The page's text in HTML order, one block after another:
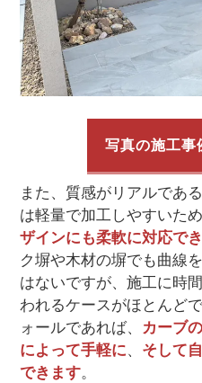
写真の施工事
また、質感がリアルであ
は軽量で加工しやすいため
ザインにも柔軟に対応で
ク塀や木材の塀でも曲線
はないですが、施工に時
われるケースがほとんど
ォールであれば、
カーブ
によって手軽に、 そして
できます。